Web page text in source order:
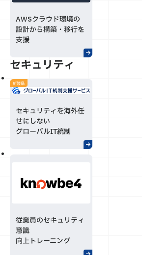
AWSクラウド環境の
設計から構築・移行を
支援
セキュリティ
新製品
セキュリティを海外任
せにしない
グローバルIT統制
従業員のセキュリティ
意識
向上トレーニング